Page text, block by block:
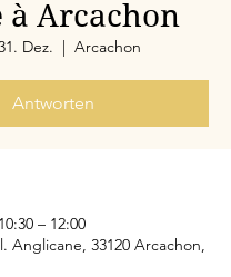
à Arcachon
Dez.
  |
Arcachon
Antworten
– 12:00
Anglicane, 33120 Arcachon,